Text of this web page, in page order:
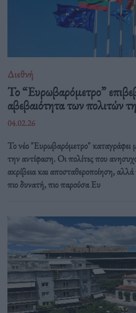
Διεθνή
Το “Ευρωβαρόμετρο”
αβεβαιότητα των πολιτών
04.02.26
Το νέο "Ευρωβαρόμετρο" καταγράφει
την αντίφαση. Oι πολίτες που
ακρίβεια και αποσταθεροποίηση,
πιο δυνατή, πιο παρούσα Ευ